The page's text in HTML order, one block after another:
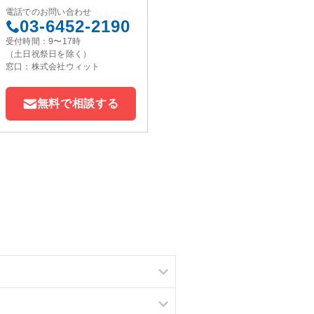
電話でのお問い合わせ
03-6452-2190
受付時間：9〜17時
（土日祝祭日を除く）
窓口：株式会社ウィット
無料で相談する